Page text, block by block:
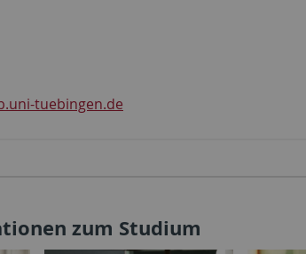
tuebingen.de
zum Studium